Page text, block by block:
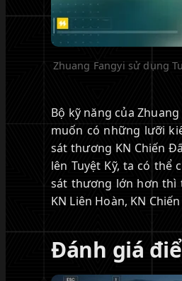
Zhuang Fangyi sử dụng
Bộ kỹ năng của
muốn có những lưỡi
sát thương KN Chiến
lên Tuyệt Kỹ, ta có
sát thương lớn hơn thì
KN Liên Hoàn, KN
Đánh giá